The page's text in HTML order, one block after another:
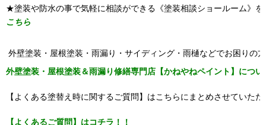
★塗装や防水の事で気軽に相談ができる《塗装相談ショールーム
こちら
外壁塗装・屋根塗装・雨漏り・サイディング・雨樋などでお困りの
外壁塗装・屋根塗装＆雨漏り修繕専門店【かねやねペイント】につ
【よくある塗替え時に関するご質問】はこちらにまとめさせていた
【よくあるご質問】はコチラ！！